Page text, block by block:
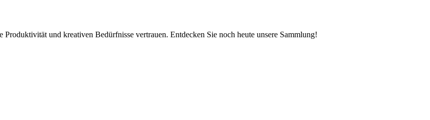
und kreativen Bedürfnisse vertrauen. Entdecken Sie noch heute unsere Sammlung!